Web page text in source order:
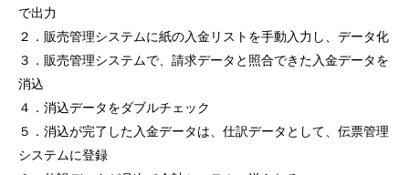
で出力
２．販売管理システムに紙の入金リストを手動入力し、データ化
３．販売管理システムで、請求データと照合できた入金データを
消込
４．消込データをダブルチェック
５．消込が完了した入金データは、仕訳データとして、伝票管理
システムに登録